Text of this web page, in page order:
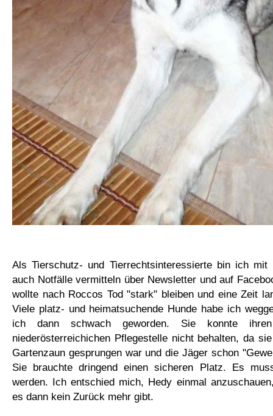
Als Tierschutz- und Tierrechtsinteressierte bin ich mit
auch Notfälle vermitteln über Newsletter und auf
wollte nach Roccos Tod "stark" bleiben und eine Zeit
Viele platz- und heimatsuchende Hunde habe ich
ich dann schwach geworden. Sie konnte
niederösterreichichen Pflegestelle nicht behalten, da
Gartenzaun gesprungen war und die Jäger schon
Sie brauchte dringend einen sicheren Platz. Es
werden. Ich entschied mich, Hedy einmal
es dann kein Zurück mehr gibt.